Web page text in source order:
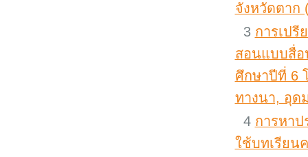
จังหวัดตาก
3 การเปรี
สอนแบบสื่อ
ศึกษาปีที่ 6
ทางนา, อุด
4 การหาป
ใช้บทเรียน